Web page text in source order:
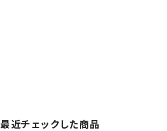
最近チェックした商品